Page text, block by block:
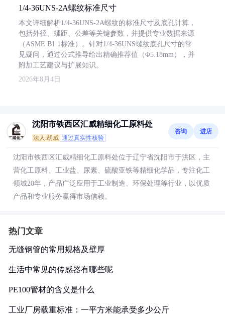
1/4-36UNS-2A螺纹标准尺寸
本文详细解析1/4-36UNS-2A螺纹的标准尺寸及底孔计算，
包括外径、螺距、公差等关键参数，并提供专业数据来源
（ASME B1.1标准）。针对1/4-36UNS螺纹底孔尺寸的常
见疑问，通过公式推导给出精确推荐值（Φ5.18mm），并
附加工艺建议与扩展知识。
2026年8月4日
沈阳市铁西区汇威精细化工原料处
法人:胡威 通过真实性核验
咨询 进店
沈阳市铁西区汇威精细化工原料处位于辽宁省沈阳市于洪区，主
营化工原料、工业盐、尿素、硫酸亚铁等精细化学品，专注化工
领域20年，产品广泛应用于工业制造、环保处理等行业，以优质
产品和专业服务赢得市场信赖。
热门文章
无缝钢管的常用规格及壁厚
生活中常见的传感器有哪些呢
PE100管材的含义是什么
工业厂房载重标准：一平方米能承受多少公斤